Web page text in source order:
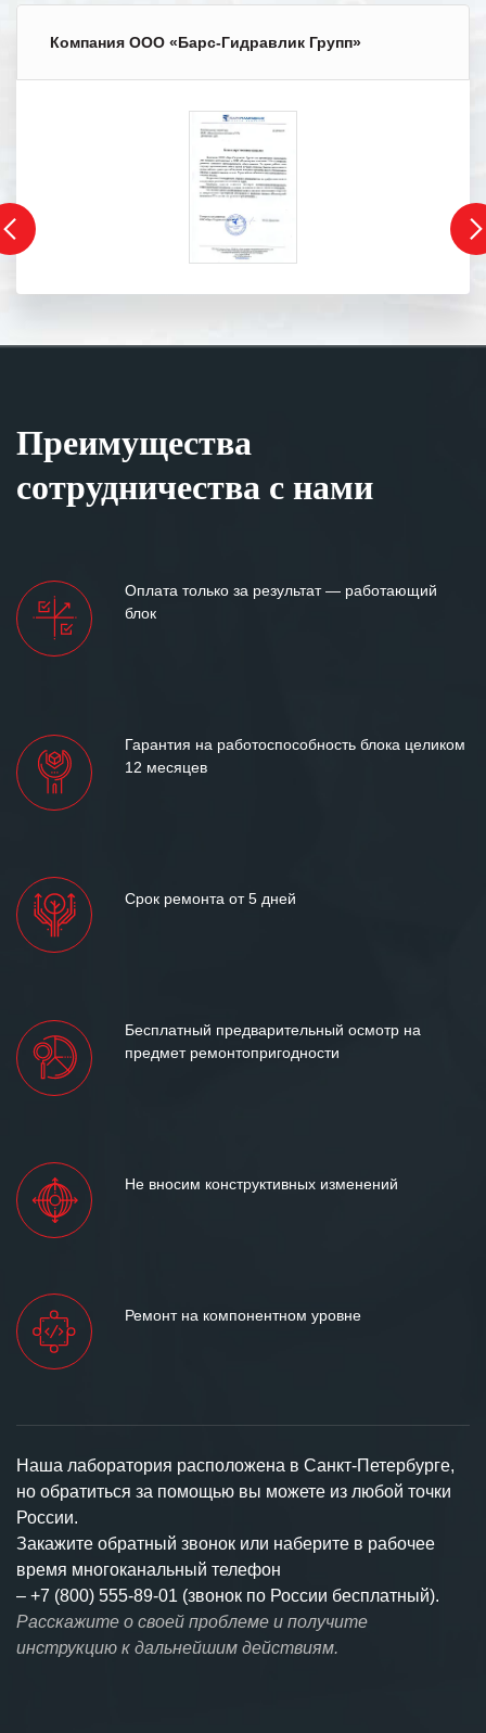
Компания ООО «Барс-Гидравлик Групп»
Преимущества
сотрудничества с нами
Оплата только за результат — работающий
блок
Гарантия на работоспособность блока целиком
12 месяцев
Срок ремонта от 5 дней
Бесплатный предварительный осмотр на
предмет ремонтопригодности
Не вносим конструктивных изменений
Ремонт на компонентном уровне
Наша лаборатория расположена в Санкт-Петербурге,
но обратиться за помощью вы можете из любой точки
России.
Закажите обратный звонок или наберите в рабочее
время многоканальный телефон
– +7 (800) 555-89-01 (звонок по России бесплатный).
Расскажите о своей проблеме и получите
инструкцию к дальнейшим действиям.